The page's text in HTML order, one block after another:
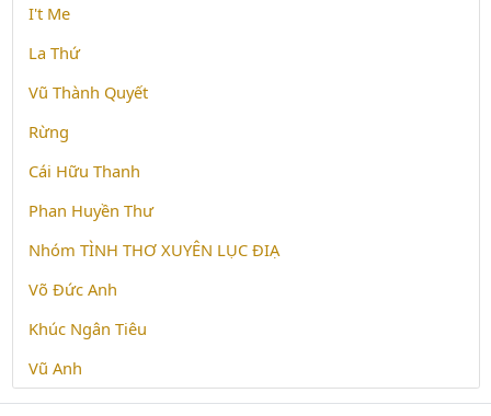
I't Me
La Thứ
Vũ Thành Quyết
Rừng
Cái Hữu Thanh
Phan Huyền Thư
Nhóm TÌNH THƠ XUYÊN LỤC ĐIẠ
Võ Đức Anh
Khúc Ngân Tiêu
Vũ Anh